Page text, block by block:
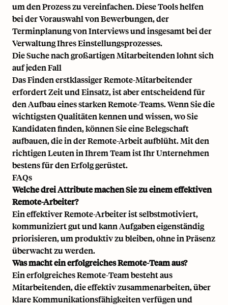
um den Prozess zu vereinfachen. Diese Tools helfen
bei der Vorauswahl von Bewerbungen, der
Terminplanung von Interviews und insgesamt bei der
Verwaltung Ihres Einstellungsprozesses.
Die Suche nach großartigen Mitarbeitenden lohnt sich
auf jeden Fall
Das Finden erstklassiger Remote-Mitarbeitender
erfordert Zeit und Einsatz, ist aber entscheidend für
den Aufbau eines starken Remote-Teams. Wenn Sie die
wichtigsten Qualitäten kennen und wissen, wo Sie
Kandidaten finden, können Sie eine Belegschaft
aufbauen, die in der Remote-Arbeit aufblüht. Mit den
richtigen Leuten in Ihrem Team ist Ihr Unternehmen
bestens für den Erfolg gerüstet.
FAQs
Welche drei Attribute machen Sie zu einem effektiven
Remote-Arbeiter?
Ein effektiver Remote-Arbeiter ist selbstmotiviert,
kommuniziert gut und kann Aufgaben eigenständig
priorisieren, um produktiv zu bleiben, ohne in Präsenz
überwacht zu werden.
Was macht ein erfolgreiches Remote-Team aus?
Ein erfolgreiches Remote-Team besteht aus
Mitarbeitenden, die effektiv zusammenarbeiten, über
klare Kommunikationsfähigkeiten verfügen und